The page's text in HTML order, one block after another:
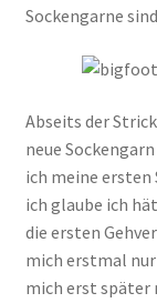
Sockengarne
Abseits der
neue
ich meine
ich glaube ich
die ersten
mich erstmal nur
mich erst